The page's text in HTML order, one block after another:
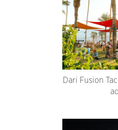
Dari Fusion